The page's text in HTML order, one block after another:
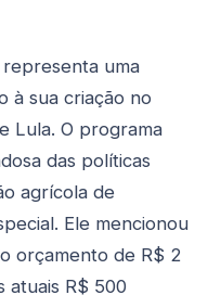
uma
à sua criação no
Lula. O programa
das políticas
agrícola de
Ele mencionou
orçamento de R$ 2
atuais R$ 500